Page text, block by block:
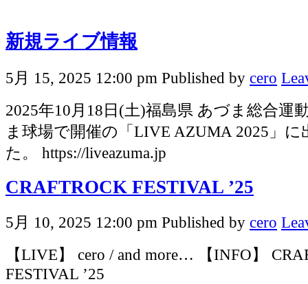
新規ライブ情報
5月 15, 2025 12:00 pm Published by cero
2025年10月18日(土)福島県 あづま総合運
ま球場で開催の「LIVE AZUMA 2025」に
た。 https://liveazuma.jp
CRAFTROCK FESTIVAL ’25
5月 10, 2025 12:00 pm Published by cero
【LIVE】 cero / and more… 【INFO】
FESTIVAL ’25